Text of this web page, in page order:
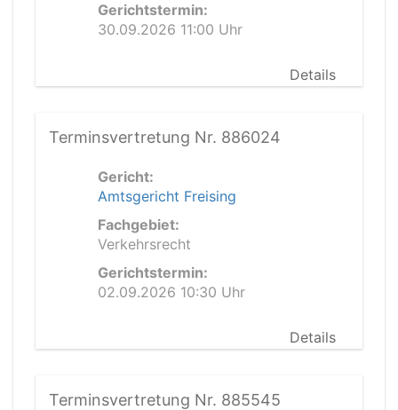
Gerichtstermin:
30.09.2026 11:00 Uhr
Details
Terminsvertretung Nr. 886024
Gericht:
Amtsgericht Freising
Fachgebiet:
Verkehrsrecht
Gerichtstermin:
02.09.2026 10:30 Uhr
Details
Terminsvertretung Nr. 885545